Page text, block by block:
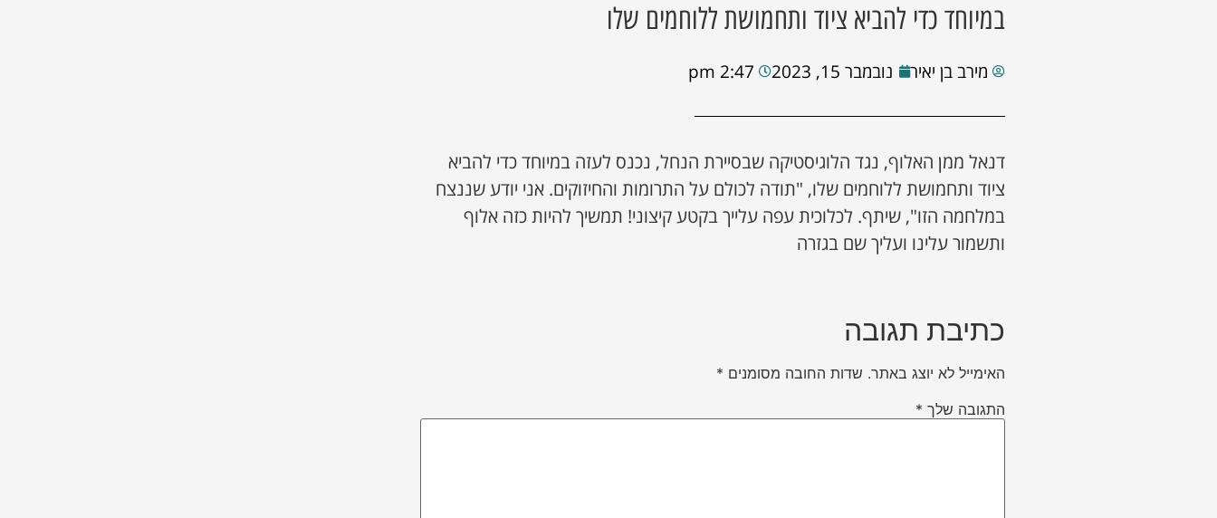
במיוחד כדי להביא ציוד ותחמושת ללוחמים שלו
מירב בן יאיר נובמבר 15, 2023 2:47 pm
דנאל ממן האלוף, נגד הלוגיסטיקה שבסיירת הנחל, נכנס לעזה במיוחד כדי להביא
ציוד ותחמושת ללוחמים שלו, "תודה לכולם על התרומות והחיזוקים. אני יודע שננצח
במלחמה הזו", שיתף. לכלוכית עפה עלייך בקטע קיצוני! תמשיך להיות כזה אלוף
ותשמור עלינו ועליך שם בגזרה
כתיבת תגובה
האימייל לא יוצג באתר. שדות החובה מסומנים *
התגובה שלך *